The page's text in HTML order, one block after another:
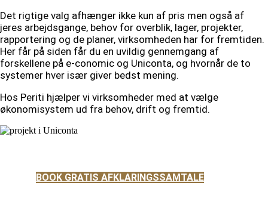
Det rigtige valg afhænger ikke kun af pris men også af
jeres arbejdsgange, behov for overblik, lager, projekter,
rapportering og de planer, virksomheden har for fremtiden.
Her får på siden får du en uvildig gennemgang af
forskellene på e-conomic og Uniconta, og hvornår de to
systemer hver især giver bedst mening.
Hos Periti hjælper vi virksomheder med at vælge
økonomisystem ud fra behov, drift og fremtid.
BOOK GRATIS AFKLARINGSSAMTALE